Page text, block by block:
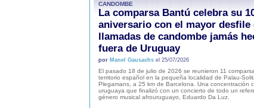
CANDOMBE
La comparsa Bantú celebra su
aniversario con el mayor desfile
llamadas de candombe jamás
fuera de Uruguay
por Manel Gausachsel 25/07/2026
El pasado 18 de julio de 2026 se reunieron 11
territorio español en la pequeña localidad de Palau-
Plegamans, a 25 km de Barcelona. Una concentración
uruguaya que finalizó con un concierto de todo un
género musical afrouruguayo, Eduardo Da Luz.